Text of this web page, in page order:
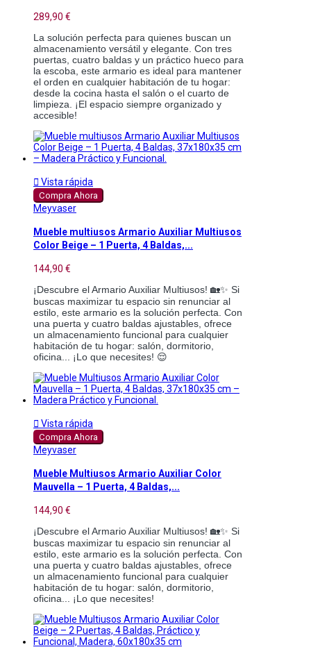
289,90 €
La solución perfecta para quienes buscan un
almacenamiento versátil y elegante. Con tres
puertas, cuatro baldas y un práctico hueco para
la escoba, este armario es ideal para mantener
el orden en cualquier habitación de tu hogar:
desde la cocina hasta el salón o el cuarto de
limpieza. ¡El espacio siempre organizado y
accesible!
 Vista rápida
Compra Ahora
Meyvaser
Mueble multiusos Armario Auxiliar Multiusos
Color Beige – 1 Puerta, 4 Baldas,...
144,90 €
¡Descubre el Armario Auxiliar Multiusos! 🏡✨ Si
buscas maximizar tu espacio sin renunciar al
estilo, este armario es la solución perfecta. Con
una puerta y cuatro baldas ajustables, ofrece
un almacenamiento funcional para cualquier
habitación de tu hogar: salón, dormitorio,
oficina... ¡Lo que necesites! 😌
 Vista rápida
Compra Ahora
Meyvaser
Mueble Multiusos Armario Auxiliar Color
Mauvella – 1 Puerta, 4 Baldas,...
144,90 €
¡Descubre el Armario Auxiliar Multiusos! 🏡✨ Si
buscas maximizar tu espacio sin renunciar al
estilo, este armario es la solución perfecta. Con
una puerta y cuatro baldas ajustables, ofrece
un almacenamiento funcional para cualquier
habitación de tu hogar: salón, dormitorio,
oficina... ¡Lo que necesites!